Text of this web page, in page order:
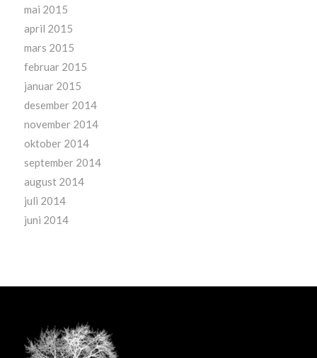
mai 2015
april 2015
mars 2015
februar 2015
januar 2015
desember 2014
november 2014
oktober 2014
september 2014
august 2014
juli 2014
juni 2014